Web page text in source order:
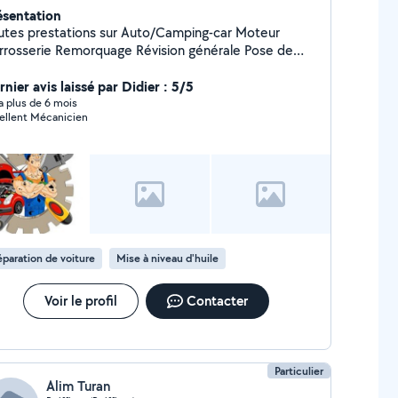
prestations sur Auto/Camping-car Moteur
Révision générale Pose de
de clé, transpondeur, ouverture de porte,
Reset défauts Entretien Électricité
Déplacement à domicile ou sur lieu de
avis laissé par Didier : 5/5
plus de 6 mois
Mécanicien
de voiture Mise à niveau d'huile
Voir le profil Contacter
Particulier
Alim Turan